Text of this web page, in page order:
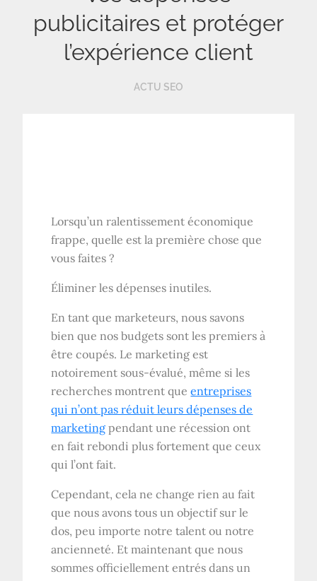
publicitaires et protéger
l’expérience client
ACTU SEO
Lorsqu’un ralentissement économique
frappe, quelle est la première chose que
vous faites ?
Éliminer les dépenses inutiles.
En tant que marketeurs, nous savons
bien que nos budgets sont les premiers à
être coupés. Le marketing est
notoirement sous-évalué, même si les
recherches montrent queentreprises
qui n’ont pas réduit leurs dépenses de
marketing pendant une récession ont
en fait rebondi plus fortement que ceux
qui l’ont fait.
Cependant, cela ne change rien au fait
que nous avons tous un objectif sur le
dos, peu importe notre talent ou notre
ancienneté. Et maintenant que nous
sommes officiellement entrés dans un